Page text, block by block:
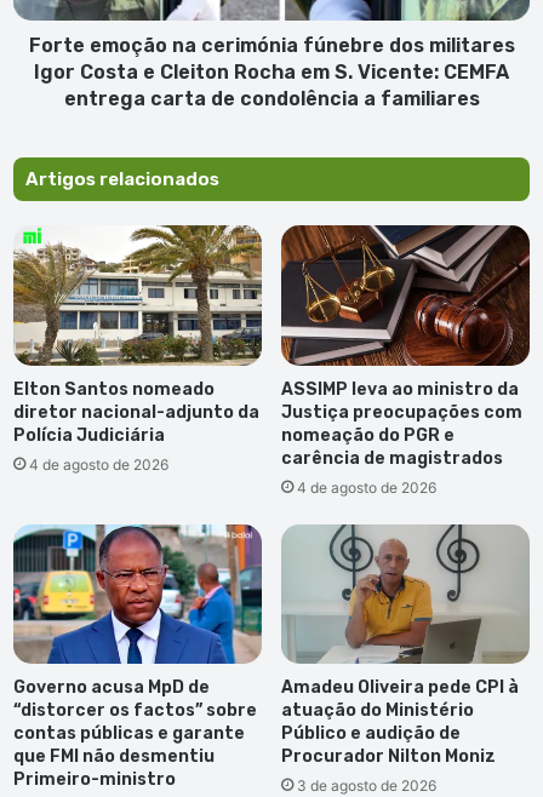
Costa
Cleiton
Vicente:
CEMFA
carta
de
condolência
a
familiares
Forte emoção na cerimónia fúnebre dos militares
Igor Costa e Cleiton Rocha em S. Vicente: CEMFA
entrega carta de condolência a familiares
Artigos relacionados
Elton Santos nomeado
diretor nacional-adjunto da
Polícia Judiciária
4 de agosto de 2026
ASSIMP leva ao ministro da
Justiça preocupações com
nomeação do PGR e
carência de magistrados
4 de agosto de 2026
Governo acusa MpD de
“distorcer os factos” sobre
contas públicas e garante
que FMI não desmentiu
Primeiro-ministro
Amadeu Oliveira pede CPI à
atuação do Ministério
Público e audição de
Procurador Nilton Moniz
3 de agosto de 2026